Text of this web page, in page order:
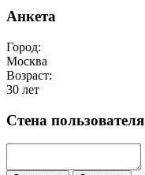
Анкета
Город:
Москва
Возраст:
30 лет
Стена пользователя